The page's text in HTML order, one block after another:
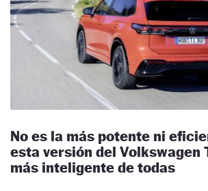
No es la más potente ni
esta versión del Volkswagen
más inteligente de todas